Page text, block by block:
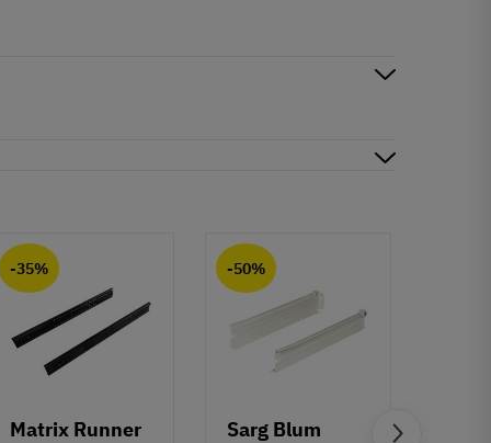
-35%
Matrix Runner
-50%
Sarg Blum